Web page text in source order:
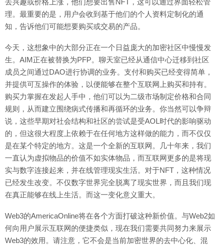
去兴趣或价格上涨，他们想要出售NFT，这可以通过界面轻松管
理。最重要的是，用户会收到基于他们的个人资料定制化的通
知，告诉他们可能想要购买或交易的产品。
今天，这想象中的大部分正在一个日益庞大的加密社区中慢慢发
生。AIM正在被替换为PFP。聊天室已经从通信中心迁移到社区
成员之间通过DAO进行协调的业务。支付和购买已经变得简单，
并提供可互操作的体验，以便能够在整个互联网上购买和持有。
购买力掌握在发起人手中，他们可以为二级市场制定价格和合同
规则，从而建立围绕病式传播和再循环的业务。你当然可以争辩
说，这些早期对社会结构和社区的尝试是受AOL时代的影响驱动
的，但这很大程度上依赖于在任何地方这样做的能力，而不仅仅
是在某个特定的地方。这是一个全新的互联网。几十年来，我们
一直认为虚拟物品的价值不如实体物品，而互联网更多的是将现
实与数字连接起来，并在线管理现实生活。对于NFT，这种情况
已经发生改变。不仅数字世界完全脱离了现实世界，而且我们现
在真正能够在线上生活。而这一变化意义重大。
Web3的AmericaOnline将在各个方面打破这种新价值。与Web2如
何向用户展示互联网的便捷类似，现在我们需要共同努力来展示
Web3的效用。请注意，它不会是当前加密世界的去中心化、混